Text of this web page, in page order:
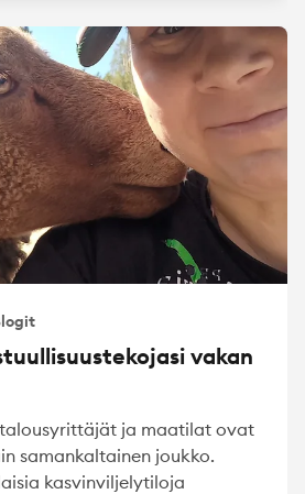
vakan
ja maatilat ovat
samankaltainen joukko.
kasvinviljelytiloja